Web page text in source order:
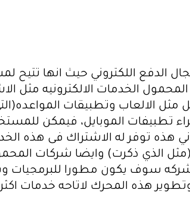
اللكتروني حيث انها تتيح
الخدمات الالكترونيه
مثل الالعاب وتطبيقات
تطبيفات الموبايل، فيمكن
هذه توفر له الاشتراك فى هذه
الذي ذكرت) وايضا شركات
سوف يكون مطورا
هذه المحرك لاتاحه خدمات